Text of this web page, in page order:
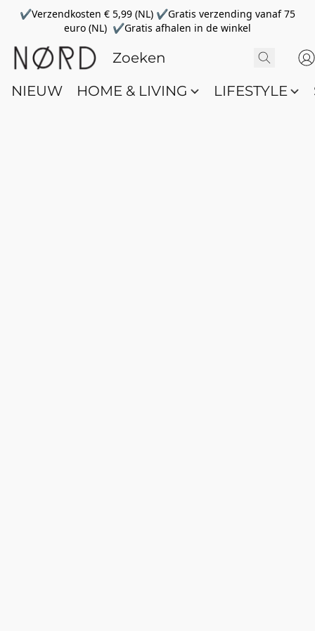
✔Verzendkosten € 5,99 (NL) ✔Gratis verzending vanaf 75
euro (NL) ✔Gratis afhalen in de winkel
NIEUW HOME & LIVING LIFESTYLE